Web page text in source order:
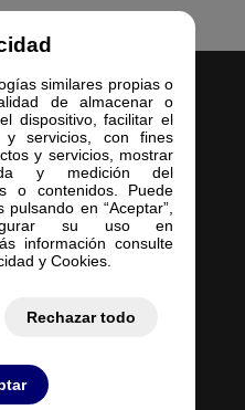
similares propias o
de almacenar o
dispositivo, facilitar el
servicios, con fines
y servicios, mostrar
y medición del
o contenidos. Puede
en “Aceptar”,
su uso en
información consulte
y Cookies.
Rechazar todo